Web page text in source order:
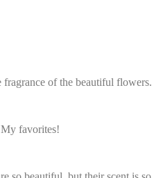
of the beautiful flowers.
favorites!